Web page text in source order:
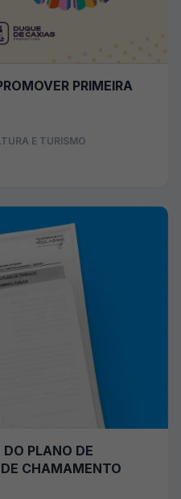
PRIMEIRA
E TURISMO
PLANO DE
CHAMAMENTO